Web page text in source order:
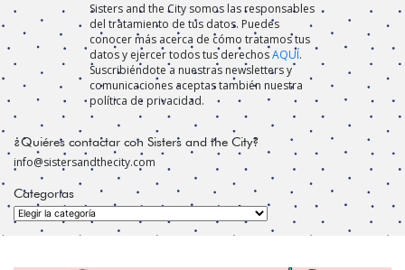
Sisters and the City somos las responsables
del tratamiento de tus datos. Puedes
conocer más acerca de cómo tratamos tus
datos y ejercer todos tus derechosAQUÍ.
Suscribiéndote a nuestras newsletters y
comunicaciones aceptas también nuestra
política de privacidad.
¿Quiéres contactar con Sisters and the City?
info@sistersandthecity.com
Categorías
Categorías